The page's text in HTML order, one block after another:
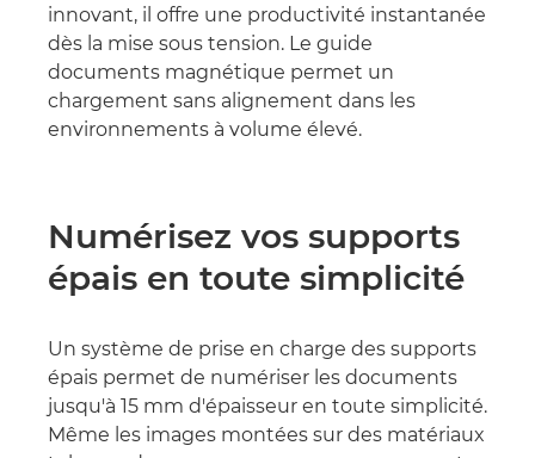
innovant, il offre une productivité instantanée
dès la mise sous tension. Le guide
documents magnétique permet un
chargement sans alignement dans les
environnements à volume élevé.
Numérisez vos supports
épais en toute simplicité
Un système de prise en charge des supports
épais permet de numériser les documents
jusqu'à 15 mm d'épaisseur en toute simplicité.
Même les images montées sur des matériaux